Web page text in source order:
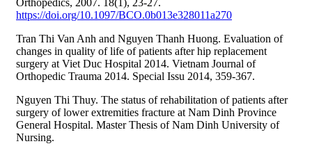
Orthopedics, 2007. 18(1), 23-27.
https://doi.org/10.1097/BCO.0b013e328011a270
Tran Thi Van Anh and Nguyen Thanh Huong. Evaluation of
changes in quality of life of patients after hip replacement
surgery at Viet Duc Hospital 2014. Vietnam Journal of
Orthopedic Trauma 2014. Special Issu 2014, 359-367.
Nguyen Thi Thuy. The status of rehabilitation of patients after
surgery of lower extremities fracture at Nam Dinh Province
General Hospital. Master Thesis of Nam Dinh University of
Nursing.